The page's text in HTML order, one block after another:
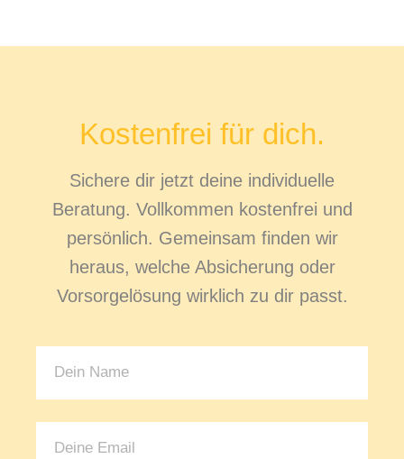
Kostenfrei für dich.
Sichere dir jetzt deine individuelle
Beratung. Vollkommen kostenfrei und
persönlich. Gemeinsam finden wir
heraus, welche Absicherung oder
Vorsorgelösung wirklich zu dir passt.